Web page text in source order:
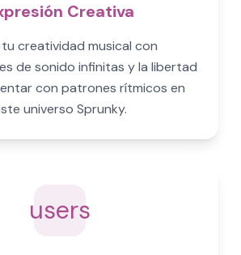
Creativa
creatividad musical con
de sonido infinitas y la libertad
con patrones rítmicos en
universo Sprunky.
users